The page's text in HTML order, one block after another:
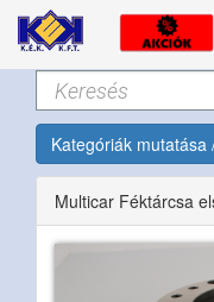
Kategóriák mutatása
Multicar Féktárcsa